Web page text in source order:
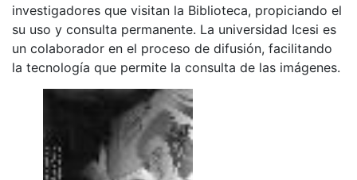
investigadores que visitan la Biblioteca, propiciando el
su uso y consulta permanente. La universidad Icesi es
un colaborador en el proceso de difusión, facilitando
la tecnología que permite la consulta de las imágenes.